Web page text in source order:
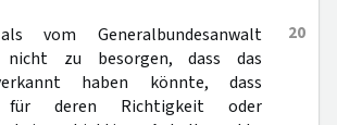
20
vom Generalbundesanwalt
zu besorgen, dass das
haben könnte, dass
für deren Richtigkeit oder